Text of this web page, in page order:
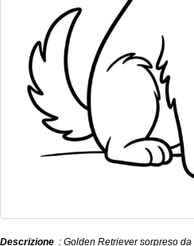
Descrizione : Golden Retriever sorpreso